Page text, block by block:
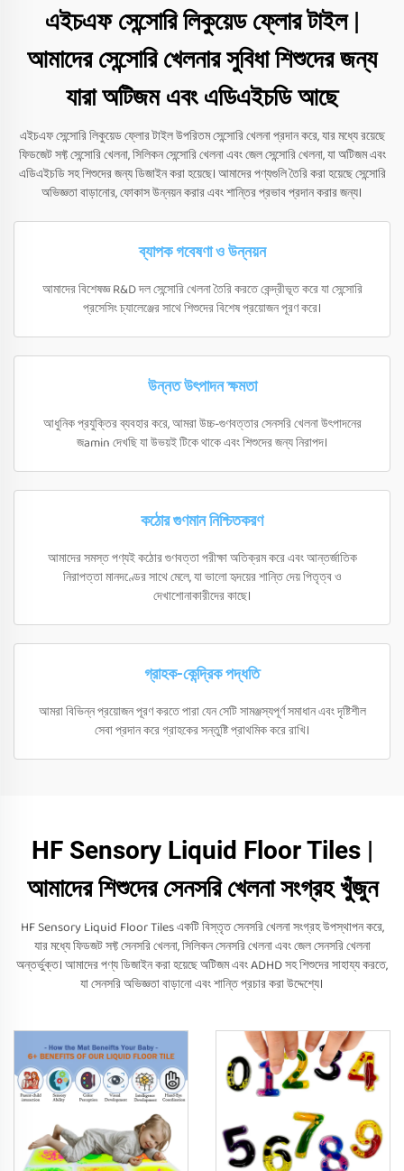
এইচএফ সেন্সোরি লিকুয়েড ফ্লোর টাইল |
আমাদের সেন্সোরি খেলনার সুবিধা শিশুদের জন্য
যারা অটিজম এবং এডিএইচডি আছে
এইচএফ সেন্সোরি লিকুয়েড ফ্লোর টাইল উপরিতম সেন্সোরি খেলনা প্রদান করে, যার মধ্যে রয়েছে
ফিডজেট সফ্ট সেন্সোরি খেলনা, সিলিকন সেন্সোরি খেলনা এবং জেল সেন্সোরি খেলনা, যা অটিজম এবং
এডিএইচডি সহ শিশুদের জন্য ডিজাইন করা হয়েছে। আমাদের পণ্যগুলি তৈরি করা হয়েছে সেন্সোরি
অভিজ্ঞতা বাড়ানোর, ফোকাস উন্নয়ন করার এবং শান্তির প্রভাব প্রদান করার জন্য।
ব্যাপক গবেষণা ও উন্নয়ন
আমাদের বিশেষজ্ঞ R&D দল সেন্সোরি খেলনা তৈরি করতে কেন্দ্রীভূত করে যা সেন্সোরি
প্রসেসিং চ্যালেঞ্জের সাথে শিশুদের বিশেষ প্রয়োজন পূরণ করে।
উন্নত উৎপাদন ক্ষমতা
আধুনিক প্রযুক্তির ব্যবহার করে, আমরা উচ্চ-গুণবত্তার সেনসরি খেলনা উৎপাদনের
জamin দেখছি যা উভয়ই টিকে থাকে এবং শিশুদের জন্য নিরাপদ।
কঠোর গুণমান নিশ্চিতকরণ
আমাদের সমস্ত পণ্যই কঠোর গুণবত্তা পরীক্ষা অতিক্রম করে এবং আন্তর্জাতিক
নিরাপত্তা মানদণ্ডের সাথে মেলে, যা ভালো হৃদয়ের শান্তি দেয় পিতৃত্ব ও
দেখাশোনাকারীদের কাছে।
গ্রাহক-কেন্দ্রিক পদ্ধতি
আমরা বিভিন্ন প্রয়োজন পূরণ করতে পারা যেন সেটি সামঞ্জস্যপূর্ণ সমাধান এবং দৃষ্টিশীল
সেবা প্রদান করে গ্রাহকের সন্তুষ্টি প্রাথমিক করে রাখি।
HF Sensory Liquid Floor Tiles |
আমাদের শিশুদের সেনসরি খেলনা সংগ্রহ খুঁজুন
HF Sensory Liquid Floor Tiles একটি বিস্তৃত সেনসরি খেলনা সংগ্রহ উপস্থাপন করে,
যার মধ্যে ফিডজট সফ্ট সেনসরি খেলনা, সিলিকন সেনসরি খেলনা এবং জেল সেনসরি খেলনা
অন্তর্ভুক্ত। আমাদের পণ্য ডিজাইন করা হয়েছে অটিজম এবং ADHD সহ শিশুদের সাহায্য করতে,
যা সেনসরি অভিজ্ঞতা বাড়ানো এবং শান্তি প্রচার করা উদ্দেশ্যে।